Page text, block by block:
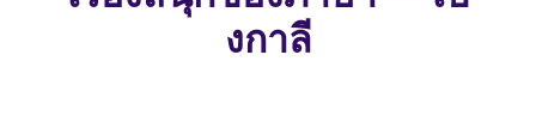
งกาลี